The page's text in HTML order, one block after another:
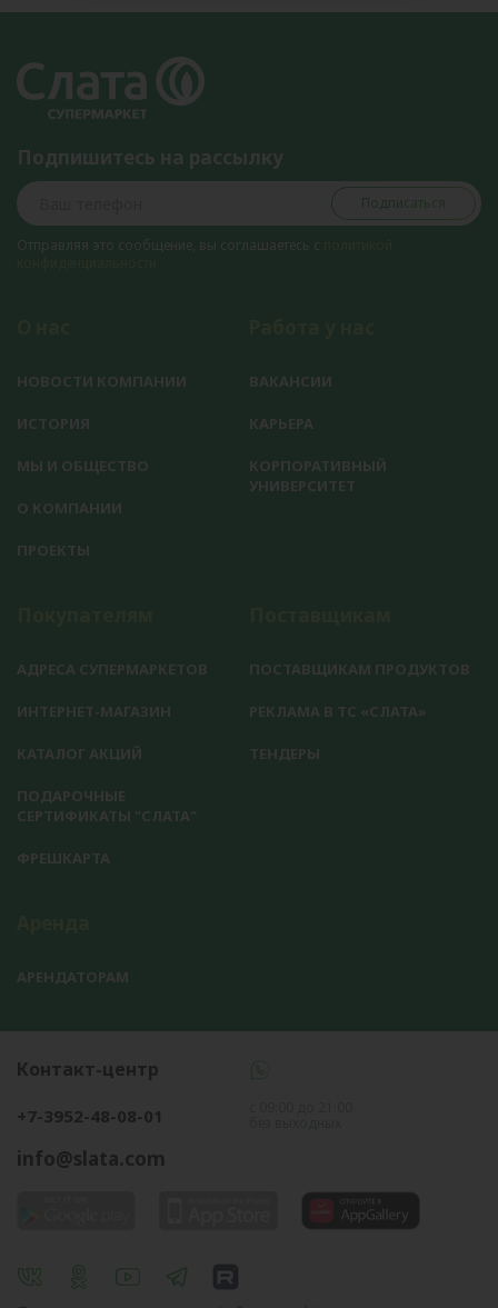
Подпишитесь на рассылку
Подписаться
Отправляя это сообщение, вы соглашаетесь с
НОВОСТИ КОМПАНИИ
ИСТОРИЯ
МЫ И ОБЩЕСТВО
О КОМПАНИИ
ПРОЕКТЫ
ВАКАНСИИ
КАРЬЕРА
КОРПОРАТИВНЫЙ
УНИВЕРСИТЕТ
АДРЕСА СУПЕРМАРКЕТОВ
ИНТЕРНЕТ-МАГАЗИН
КАТАЛОГ АКЦИЙ
ПОДАРОЧНЫЕ
СЕРТИФИКАТЫ "СЛАТА"
ФРЕШКАРТА
ПОСТАВЩИКАМ ПРОДУКТОВ
РЕКЛАМА В ТС «СЛАТА»
ТЕНДЕРЫ
АРЕНДАТОРАМ
Контакт-центр
+7-3952-48-08-01
info@slata.com